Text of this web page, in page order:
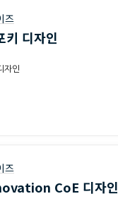
즈
키 디자인
자인
즈
CoE 디자인